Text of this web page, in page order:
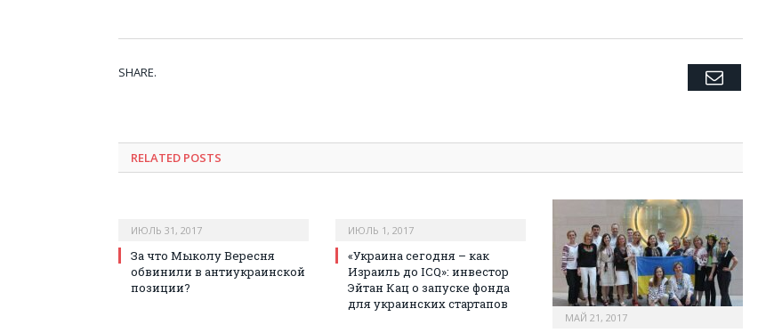
SHARE. Twitter
Facebook
Google+
Pinterest
LinkedIn
TumblrEmail
RELATED POSTS
ИЮЛЬ 31, 2017
За что Мыколу Вересня
обвинили в антиукраинской
позиции?
ИЮЛЬ 1, 2017
«Украина сегодня – как
Израиль до ICQ»: инвестор
Эйтан Кац о запуске фонда
для украинских стартапов
МАЙ 21, 2017